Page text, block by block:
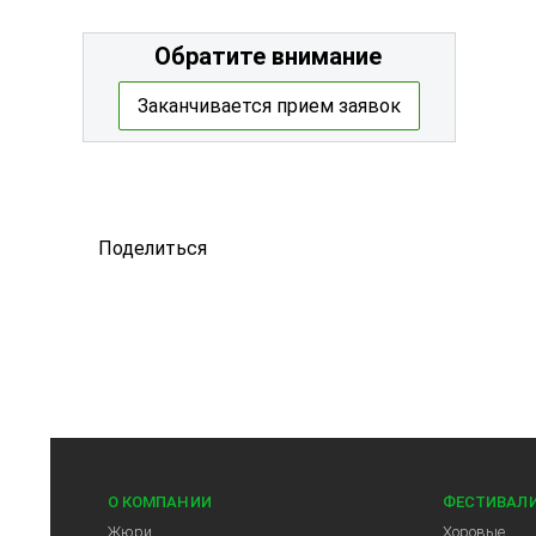
Обратите внимание
Заканчивается прием заявок
Поделиться
О КОМПАНИИ
Жюри
Хоровые